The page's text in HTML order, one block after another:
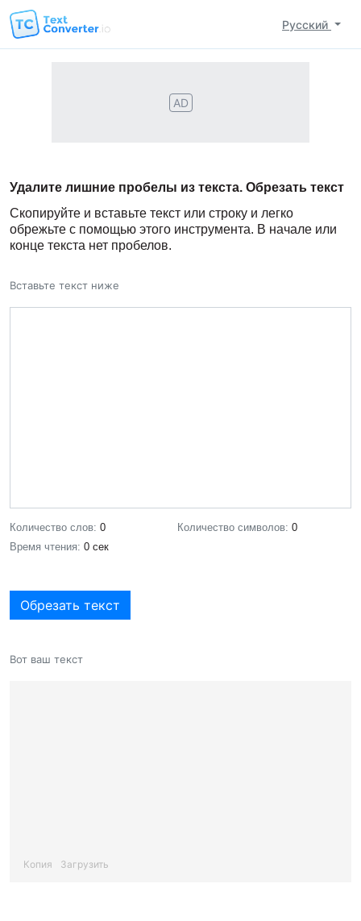
Русский
AD
Удалите лишние пробелы из текста. Обрезать текст
Скопируйте и вставьте текст или строку и легко
обрежьте с помощью этого инструмента. В начале или
конце текста нет пробелов.
Вставьте текст ниже
Количество слов: 0 Количество символов: 0
Время чтения: 0 сек
Вот ваш текст
Копия Загрузить
Обрезать текст